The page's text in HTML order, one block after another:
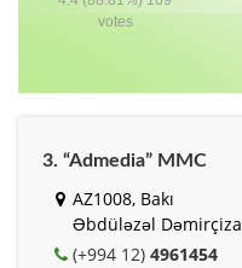
votes
3. “Admedia” MMC
AZ1008, Bakı
Əbdüləzəl
(+994 12) 4961454